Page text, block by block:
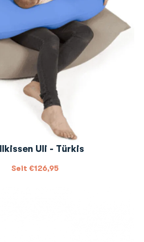
Uli - Türkis
Seit €126,95